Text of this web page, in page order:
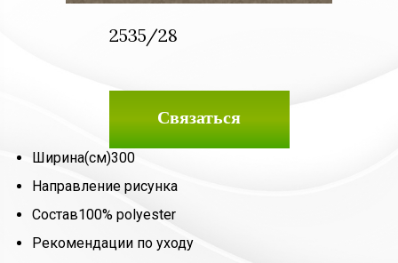
2535/28
Связаться
Ширина(см)300
Направление рисунка
Состав100% polyester
Рекомендации по уходу